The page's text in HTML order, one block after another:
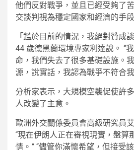
他們反對戰爭，並且已經受夠了
交談判視為穩定國家和經濟的手段
「鑑於目前的情況，我絕對贊成
44 歲德黑蘭環境專家利達說。 “
命，我們失去了很多基礎設施。
源，說實話，我認為戰爭不符合
分析家表示，大規模空襲促使許
人改變了主意。
歐洲外交關係委員會高級研究員艾
“現在伊朗人正在審視現實，盤算
情。” “儘管你滿懷希望，但接受